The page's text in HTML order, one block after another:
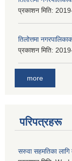
प्रकाशन मिति:
तिलोत्तमा
प्रकाशन मिति:
more
परिपत्रहरू
सरुवा सहमतिका